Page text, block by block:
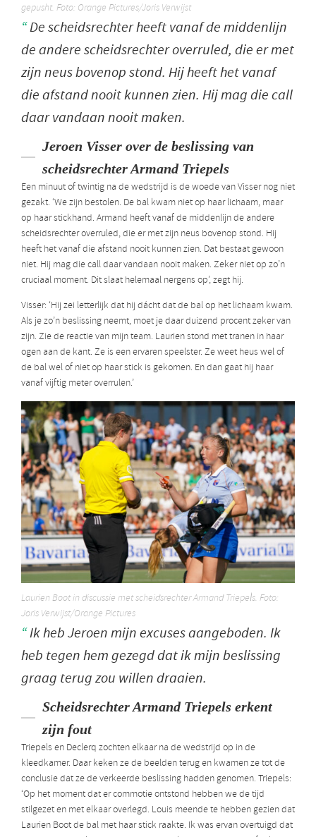
gepusht. Foto: Orange Pictures/Joris Verwijst
De scheidsrechter heeft vanaf de middenlijn
de andere scheidsrechter overruled, die er met
zijn neus bovenop stond. Hij heeft het vanaf
die afstand nooit kunnen zien. Hij mag die call
daar vandaan nooit maken.
Jeroen Visser over de beslissing van
scheidsrechter Armand Triepels
Een minuut of twintig na de wedstrijd is de woede van Visser nog niet
gezakt. ‘We zijn bestolen. De bal kwam niet op haar lichaam, maar
op haar stickhand. Armand heeft vanaf de middenlijn de andere
scheidsrechter overruled, die er met zijn neus bovenop stond. Hij
heeft het vanaf die afstand nooit kunnen zien. Dat bestaat gewoon
niet. Hij mag die call daar vandaan nooit maken. Zeker niet op zo’n
cruciaal moment. Dit slaat helemaal nergens op’, zegt hij.
Visser: ‘Hij zei letterlijk dat hij dácht dat de bal op het lichaam kwam.
Als je zo’n beslissing neemt, moet je daar duizend procent zeker van
zijn. Zie de reactie van mijn team. Laurien stond met tranen in haar
ogen aan de kant. Ze is een ervaren speelster. Ze weet heus wel of
de bal wel of niet op haar stick is gekomen. En dan gaat hij haar
vanaf vijftig meter overrulen.’
Laurien Boot in discussie met scheidsrechter Armand Triepels. Foto:
Joris Verwijst/Orange Pictures
Ik heb Jeroen mijn excuses aangeboden. Ik
heb tegen hem gezegd dat ik mijn beslissing
graag terug zou willen draaien.
Scheidsrechter Armand Triepels erkent
zijn fout
Triepels en Declerq zochten elkaar na de wedstrijd op in de
kleedkamer. Daar keken ze de beelden terug en kwamen ze tot de
conclusie dat ze de verkeerde beslissing hadden genomen. Triepels:
‘Op het moment dat er commotie ontstond hebben we de tijd
stilgezet en met elkaar overlegd. Louis meende te hebben gezien dat
Laurien Boot de bal met haar stick raakte. Ik was ervan overtuigd dat